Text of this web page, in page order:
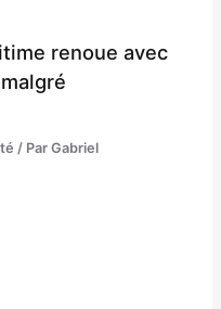
renoue avec
/ ParGabriel